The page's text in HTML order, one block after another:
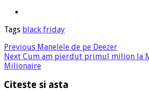
Tags black friday
Previous Manelele de pe Deezer
Next Cum am pierdut primul milion la
Milionaire
Citeste si asta